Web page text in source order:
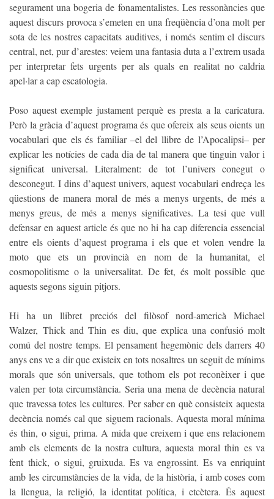
segurament una bogeria de fonamentalistes. Les ressonàncies que
aquest discurs provoca s’emeten en una freqüència d’ona molt per
sota de les nostres capacitats auditives, i només sentim el discurs
central, net, pur d’arestes: veiem una fantasia duta a l’extrem usada
per interpretar fets urgents per als quals en realitat no caldria
apel·lar a cap escatologia.
Poso aquest exemple justament perquè es presta a la caricatura.
Però la gràcia d’aquest programa és que ofereix als seus oients un
vocabulari que els és familiar –el del llibre de l’Apocalipsi– per
explicar les notícies de cada dia de tal manera que tinguin valor i
significat universal. Literalment: de tot l’univers conegut o
desconegut. I dins d’aquest univers, aquest vocabulari endreça les
qüestions de manera moral de més a menys urgents, de més a
menys greus, de més a menys significatives. La tesi que vull
defensar en aquest article és que no hi ha cap diferencia essencial
entre els oients d’aquest programa i els que et volen vendre la
moto que ets un provincià en nom de la humanitat, el
cosmopolitisme o la universalitat. De fet, és molt possible que
aquests segons siguin pitjors.
Hi ha un llibret preciós del filòsof nord-americà Michael
Walzer, Thick and Thin es diu, que explica una confusió molt
comú del nostre temps. El pensament hegemònic dels darrers 40
anys ens ve a dir que existeix en tots nosaltres un seguit de mínims
morals que són universals, que tothom els pot reconèixer i que
valen per tota circumstància. Seria una mena de decència natural
que travessa totes les cultures. Per saber en què consisteix aquesta
decència només cal que siguem racionals. Aquesta moral mínima
és thin, o sigui, prima. A mida que creixem i que ens relacionem
amb els elements de la nostra cultura, aquesta moral thin es va
fent thick, o sigui, gruixuda. Es va engrossint. Es va enriquint
amb les circumstàncies de la vida, de la història, i amb coses com
la llengua, la religió, la identitat política, i etcètera. És aquest